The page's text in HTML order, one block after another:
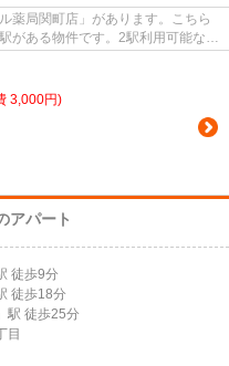
薬局関町店」があります。こちら
がある物件です。2駅利用可能なの
3,000円)
アパート
徒歩9分
徒歩18分
」駅 徒歩25分
目